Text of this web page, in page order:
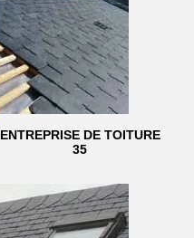
ENTREPRISE DE TOITURE
35